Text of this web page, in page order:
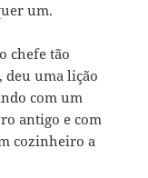
um.
chefe tão
deu uma lição
com um
antigo e com
cozinheiro a